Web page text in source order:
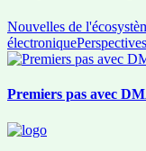
Nouvelles de
électronique
Premiers pas avec